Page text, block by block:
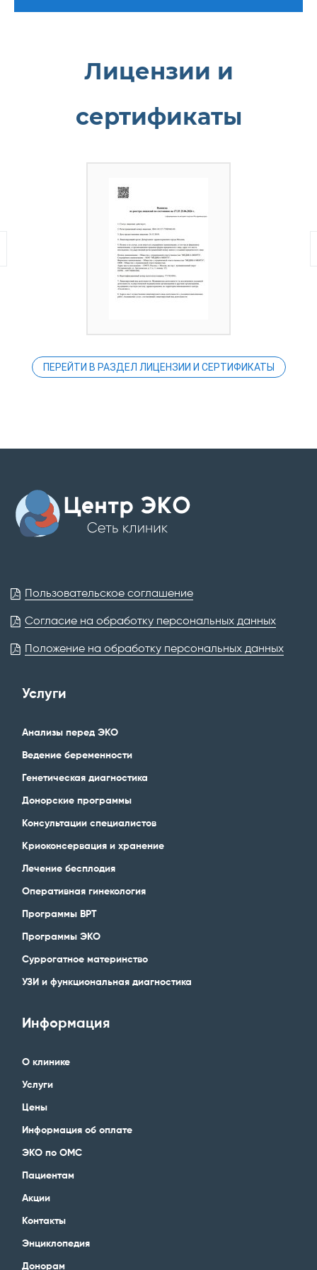
Лицензии и
сертификаты
ПЕРЕЙТИ В РАЗДЕЛ ЛИЦЕНЗИИ И СЕРТИФИКАТЫ
Пользовательское соглашение
Согласие на обработку персональных данных
Положение на обработку персональных данных
Услуги
Анализы перед ЭКО
Ведение беременности
Генетическая диагностика
Донорские программы
Консультации специалистов
Криоконсервация и хранение
Лечение бесплодия
Оперативная гинекология
Программы ВРТ
Программы ЭКО
Суррогатное материнство
УЗИ и функциональная диагностика
Информация
О клинике
Услуги
Цены
Информация об оплате
ЭКО по ОМС
Пациентам
Акции
Контакты
Энциклопедия
Донорам